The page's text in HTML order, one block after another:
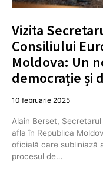
Vizita
Consiliului
Moldova: Un
democrație și
10 februarie 2025
Alain Berset,
afla în Republica
oficială care subliniază
procesul de…